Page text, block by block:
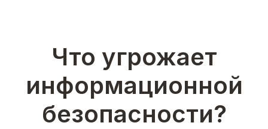
Что угрожает
информационной
безопасности?